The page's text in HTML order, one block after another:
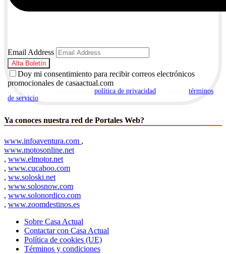
Email Address
Doy mi consentimiento para recibir correos electrónicos
promocionales de casaactual.com
política de privacidad
términos
de servicio
Ya conoces nuestra red de Portales Web?
www.infoaventura.com ,
www.motosonline.net
, www.elmotor.net
, www.cucaboo.com
, ww.soloski.net
, www.solosnow.com
, www.solonordico.com
, www.zoomdestinos.es
Sobre Casa Actual
Contactar con Casa Actual
Política de cookies (UE)
Términos y condiciones